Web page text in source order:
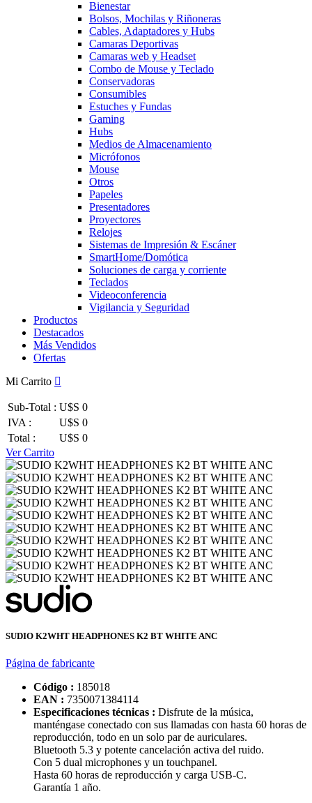
Bienestar
Bolsos, Mochilas y Riñoneras
Cables, Adaptadores y Hubs
Camaras Deportivas
Camaras web y Headset
Combo de Mouse y Teclado
Conservadoras
Consumibles
Estuches y Fundas
Gaming
Hubs
Medios de Almacenamiento
Micrófonos
Mouse
Otros
Papeles
Presentadores
Proyectores
Relojes
Sistemas de Impresión & Escáner
SmartHome/Domótica
Soluciones de carga y corriente
Teclados
Videoconferencia
Vigilancia y Seguridad
Productos
Destacados
Más Vendidos
Ofertas
Mi Carrito
Sub-Total : U$S 0
IVA :
U$S 0
Total :
U$S 0
Ver Carrito
SUDIO K2WHT HEADPHONES K2 BT WHITE ANC
Página de fabricante
Código : 185018
EAN : 7350071384114
Especificaciones técnicas : Disfrute de la música,
manténgase conectado con sus llamadas con hasta 60 horas de
reproducción, todo en un solo par de auriculares.
Bluetooth 5.3 y potente cancelación activa del ruido.
Con 5 dual microphones y un touchpanel.
Hasta 60 horas de reproducción y carga USB-C.
Garantía 1 año.